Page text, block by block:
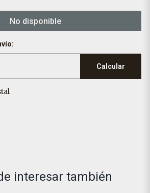
No disponible
Calcular
interesar también